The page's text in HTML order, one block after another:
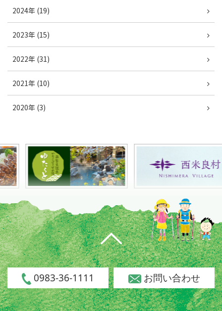
2024年 (19)
2023年 (15)
2022年 (31)
2021年 (10)
2020年 (3)
0983-36-1111 お問い合わせ